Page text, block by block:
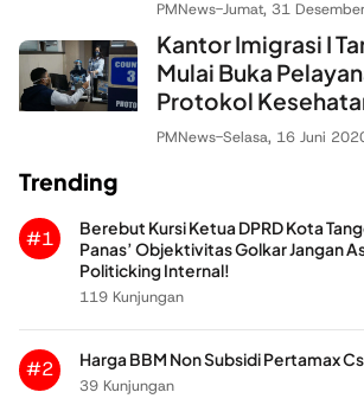
PMNews-Jumat, 31
Kantor Imigrasi I
Mulai Buka
Protokol
PMNews-Selasa, 16 Juni
Trending
#1
Berebut Kursi Ketua DPRD Kota
Panas’ Objektivitas Golkar Jangan
Politicking Internal!
119 Kunjungan
#2
Harga BBM Non Subsidi Pertamax
39 Kunjungan